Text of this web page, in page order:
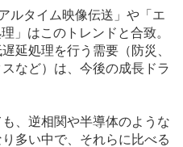
ルタイム映像伝送」や「エ
」はこのトレンドと合致。
延処理を行う需要（防災、
など）は、今後の成長ドラ
、逆相関や半導体のような
多い中で、それらに比べる